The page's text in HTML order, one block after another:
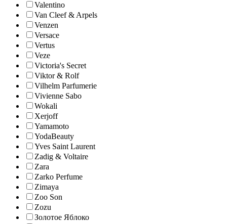
Valentino
Van Cleef & Arpels
Venzen
Versace
Vertus
Veze
Victoria's Secret
Viktor & Rolf
Vilhelm Parfumerie
Vivienne Sabo
Wokali
Xerjoff
Yamamoto
YodaBeauty
Yves Saint Laurent
Zadig & Voltaire
Zara
Zarko Perfume
Zimaya
Zoo Son
Zozu
Золотое Яблоко